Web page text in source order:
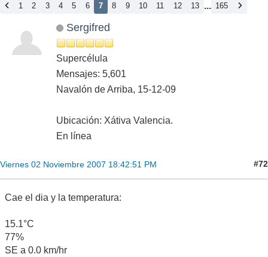
1 2 3 4 5 6 7 8 9 10 11 12 13 ... 165
Sergifred
Supercélula
Mensajes: 5,601
Navalón de Arriba, 15-12-09
Ubicación: Xátiva Valencia.
En línea
Viernes 02 Noviembre 2007 18:42:51 PM #72
Cae el dia y la temperatura:
15.1°C
77%
SE a 0.0 km/hr